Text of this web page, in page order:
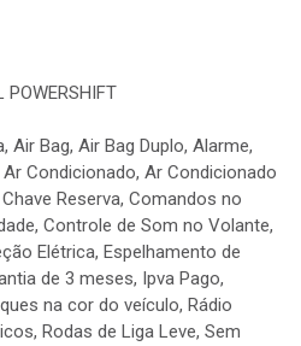
Air Bag, Air Bag Duplo, Alarme,
Condicionado, Ar Condicionado
Reserva, Comandos no
Controle de Som no Volante,
Elétrica, Espelhamento de
de 3 meses, Ipva Pago,
na cor do veículo, Rádio
Rodas de Liga Leve, Sem